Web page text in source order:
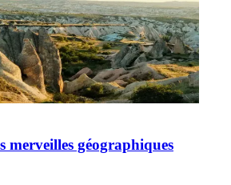
merveilles géographiques